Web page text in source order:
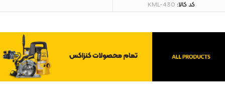
کد کالا: KML-430